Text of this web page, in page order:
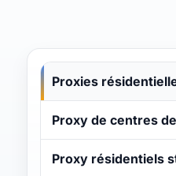
Proxies
Proxy de centres
Proxy résidentiels